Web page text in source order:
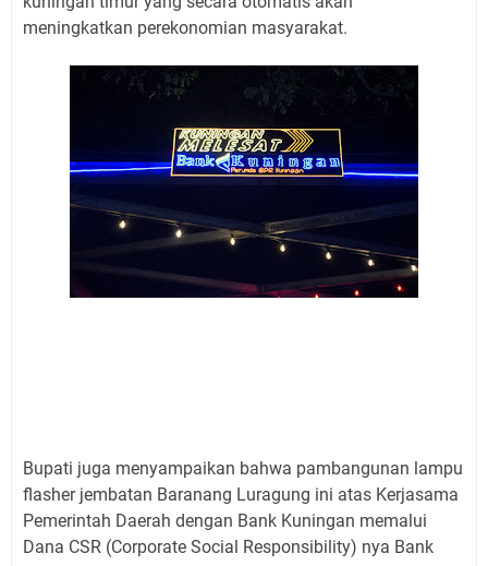
meningkatkan perekonomian masyarakat.
Bupati juga menyampaikan bahwa pambangunan lampu
flasher jembatan Baranang Luragung ini atas Kerjasama
Pemerintah Daerah dengan Bank Kuningan memalui
Dana CSR (Corporate Social Responsibility) nya Bank